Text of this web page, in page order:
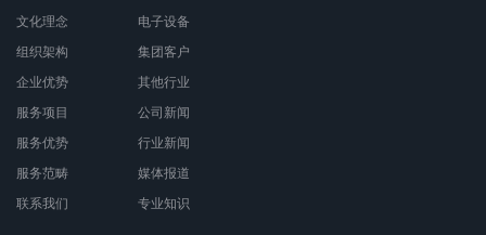
文化理念
组织架构
企业优势
服务项目
服务优势
服务范畴
联系我们
电子设备
集团客户
其他行业
公司新闻
行业新闻
媒体报道
专业知识